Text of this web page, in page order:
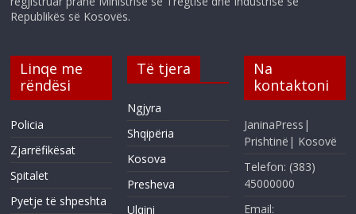
Republikës së Kosovës.
Linqe me
rëndësi
Policia
Zjarrëfikësat
Spitalet
Pyetje të shpeshta
Të tjera
Ngjyra
Shqipëria
Kosova
Presheva
Ulqini
Na
kontaktoni
JaninaPress|
Prishtinë| Kosovë
Telefon: (383)
45000000
Email: